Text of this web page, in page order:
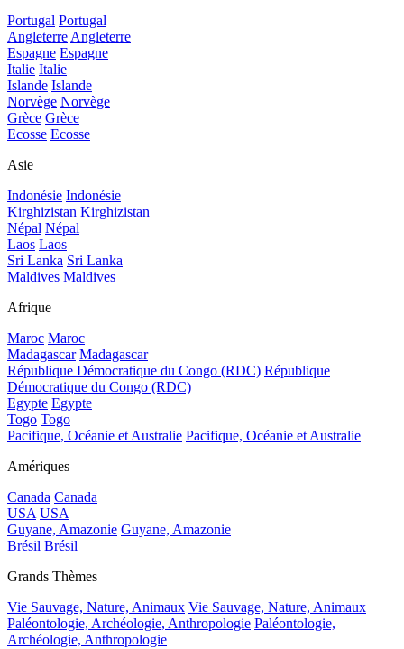
Portugal Portugal
Angleterre Angleterre
Espagne Espagne
Italie Italie
Islande Islande
Norvège Norvège
Grèce Grèce
Ecosse Ecosse
Asie
Indonésie Indonésie
Kirghizistan Kirghizistan
Népal Népal
Laos Laos
Sri Lanka Sri Lanka
Maldives Maldives
Afrique
Maroc Maroc
Madagascar Madagascar
République Démocratique du Congo (RDC) République
Démocratique du Congo (RDC)
Egypte Egypte
Togo Togo
Pacifique, Océanie et Australie Pacifique, Océanie et Australie
Amériques
Canada Canada
USA USA
Guyane, Amazonie Guyane, Amazonie
Brésil Brésil
Grands Thèmes
Vie Sauvage, Nature, Animaux Vie Sauvage, Nature, Animaux
Paléontologie, Archéologie, Anthropologie Paléontologie,
Archéologie, Anthropologie